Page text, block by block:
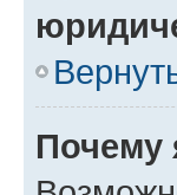
Почему